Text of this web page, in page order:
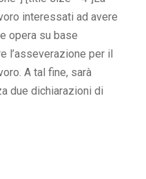
interessati ad avere
opera su base
l’asseverazione per il
A tal fine, sarà
due dichiarazioni di